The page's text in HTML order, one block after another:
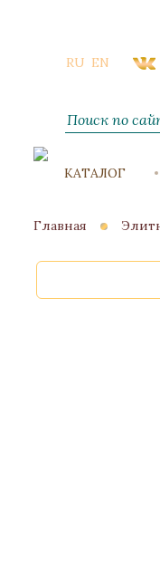
RU EN
КАТАЛОГ
Главная